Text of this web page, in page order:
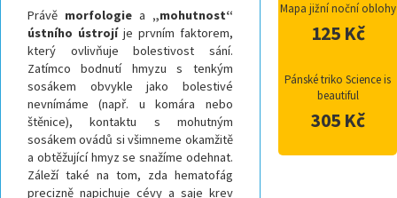
Právě morfologiea „mohutnost“
ústního ústrojíje prvním faktorem,
který ovlivňuje bolestivost sání.
Zatímco bodnutí hmyzu s tenkým
sosákem obvykle jako bolestivé
nevnímáme (např. u komára nebo
štěnice), kontaktu s mohutným
sosákem ovádů si všimneme okamžitě
a obtěžující hmyz se snažíme odehnat.
Záleží také na tom, zda hematofág
precizně napichuje cévy a saje krev
Mapa jižní noční oblohy
125 Kč
Pánské triko Science is
beautiful
305 Kč